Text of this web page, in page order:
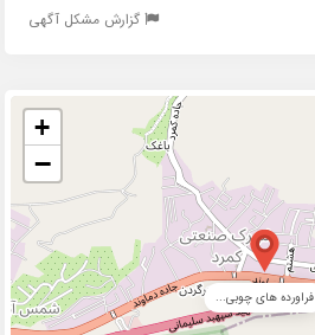
گزارش مشکل آگهی
فراورده های چوبی...
+
−